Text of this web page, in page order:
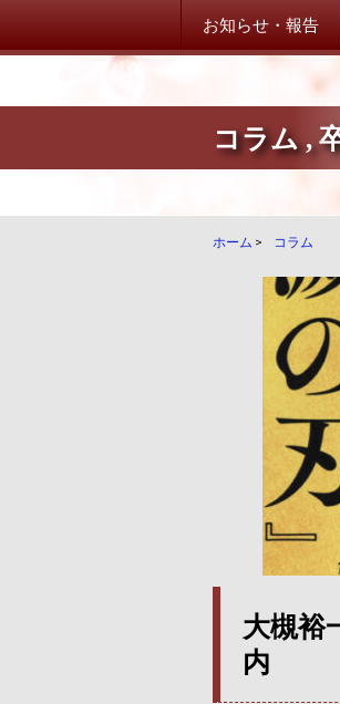
お知らせ・報告
山桜会から
山桜会か
卒業生だより
卒業生か
学校・在校
学校・在
コラム,
ホーム > コラム
大槻裕
内